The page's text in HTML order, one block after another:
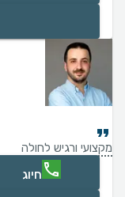
מקצועי ורגיש לחולה
חיוג